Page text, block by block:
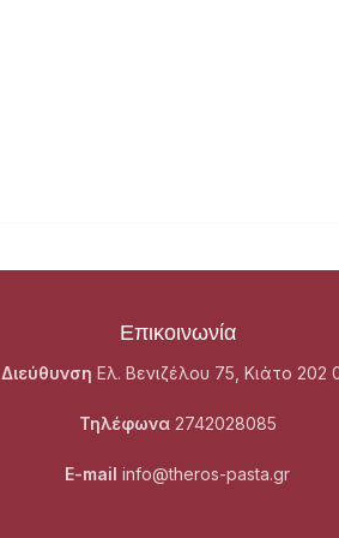
Επικοινωνία
Διεύθυνση Ελ. Βενιζέλου 75, Κιάτο 202
Τηλέφωνα 2742028085
E-mail info@theros-pasta.gr